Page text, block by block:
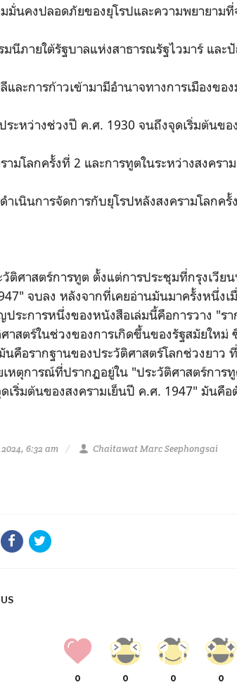
มั่นคงปลอดภัยของยุโรปและความพยายาม
มนีภายใต้รัฐบาลแห่งสาธารณรัฐไวมาร์ แล
ละการก้าวเข้ามามีอำนาจทางการเมืองขอ
ระหว่างช่วงปี ค.ศ. 1930 จนถึงจุดเริ่มต้นขอ
มโลกครั้งที่ 2 และการทูตในระหว่างสงคราม
เนินการจัดการกับยุโรปหลังสงครามโลกครั้
วัติศาสตร์การทูต ตั้งแต่การประชุมที่กรุงเวีย
จบลง หลังจากที่เคยอ่านมันมาครั้งหนึ่งเ
ประการหนึ่งของหนังสือเล่มนี้คือการวาง "ร
ศาสตร์ในช่วงของการเกิดขึ้นของรัฐสมัยให
นคือรากฐานของประวัติศาสตร์โลกช่วงยาว
เหตุการณ์ที่ปรากฏอยู่ใน "ประวัติศาสตร์การ
เริ่มต้นของสงครามเย็นปี ค.ศ. 1947" มันคื
6:32 am Chaitawat Marc Seephongsai
0 0 0 0